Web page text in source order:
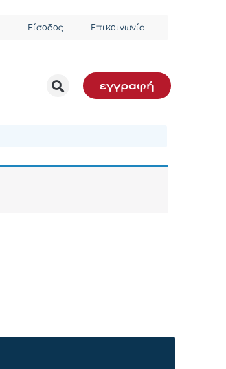
Είσοδος Επικοινωνία
εγγραφή